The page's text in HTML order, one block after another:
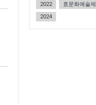
2022
효문화예술제
2024